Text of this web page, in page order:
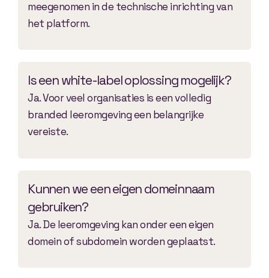
meegenomen in de technische inrichting van
het platform.
Is een white-label oplossing mogelijk?
Ja. Voor veel organisaties is een volledig
branded leeromgeving een belangrijke
vereiste.
Kunnen we een eigen domeinnaam
gebruiken?
Ja. De leeromgeving kan onder een eigen
domein of subdomein worden geplaatst.